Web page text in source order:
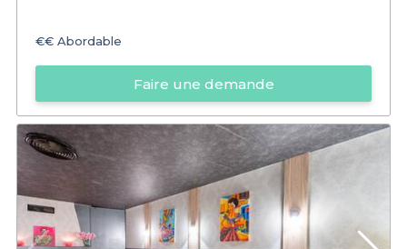
€€ Abordable
Faire une demande